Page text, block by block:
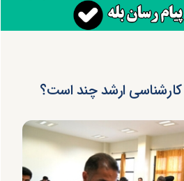
ارشد چند است؟